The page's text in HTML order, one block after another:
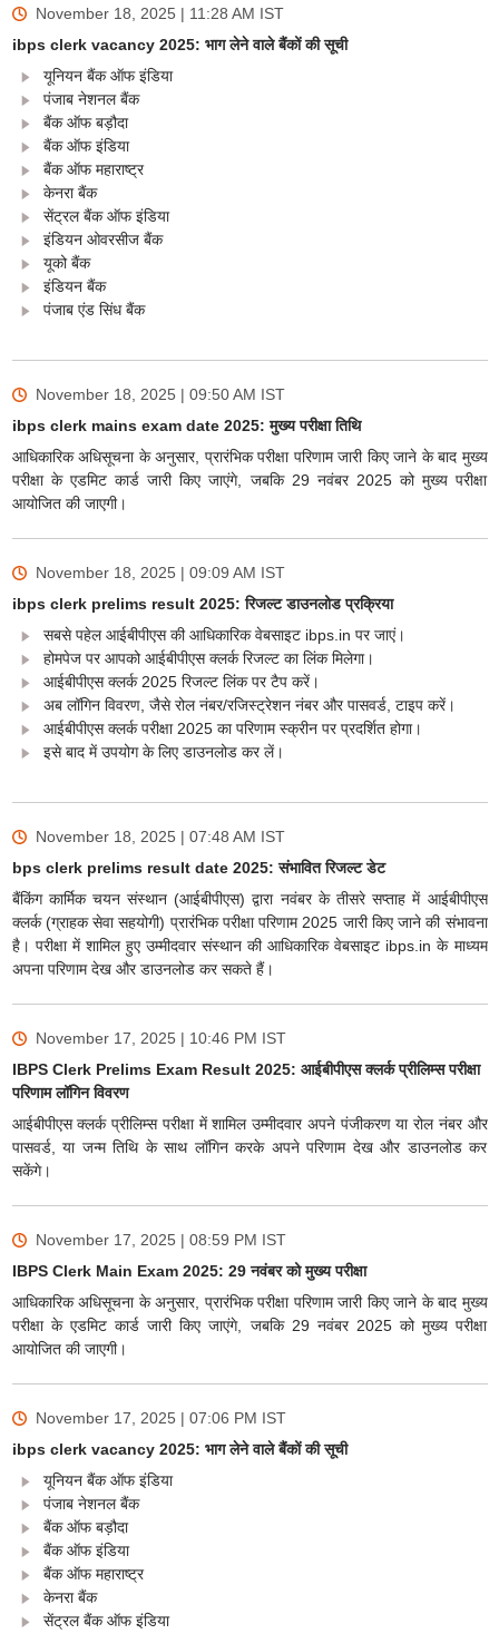
November 18, 2025 | 11:28 AM IST
ibps clerk vacancy 2025: भाग लेने वाले बैंकों की सूची
यूनियन बैंक ऑफ इंडिया
पंजाब नेशनल बैंक
बैंक ऑफ बड़ौदा
बैंक ऑफ इंडिया
बैंक ऑफ महाराष्ट्र
केनरा बैंक
सेंट्रल बैंक ऑफ इंडिया
इंडियन ओवरसीज बैंक
यूको बैंक
इंडियन बैंक
पंजाब एंड सिंध बैंक
November 18, 2025 | 09:50 AM IST
ibps clerk mains exam date 2025: मुख्य परीक्षा तिथि
आधिकारिक अधिसूचना के अनुसार, प्रारंभिक परीक्षा परिणाम जारी किए जाने के बाद मुख्य
परीक्षा के एडमिट कार्ड जारी किए जाएंगे, जबकि 29 नवंबर 2025 को मुख्य परीक्षा
आयोजित की जाएगी।
November 18, 2025 | 09:09 AM IST
ibps clerk prelims result 2025: रिजल्ट डाउनलोड प्रक्रिया
सबसे पहेल आईबीपीएस की आधिकारिक वेबसाइट ibps.in पर जाएं।
होमपेज पर आपको आईबीपीएस क्लर्क रिजल्ट का लिंक मिलेगा।
आईबीपीएस क्लर्क 2025 रिजल्ट लिंक पर टैप करें।
अब लॉगिन विवरण, जैसे रोल नंबर/रजिस्ट्रेशन नंबर और पासवर्ड, टाइप करें।
आईबीपीएस क्लर्क परीक्षा 2025 का परिणाम स्क्रीन पर प्रदर्शित होगा।
इसे बाद में उपयोग के लिए डाउनलोड कर लें।
November 18, 2025 | 07:48 AM IST
bps clerk prelims result date 2025: संभावित रिजल्ट डेट
बैंकिंग कार्मिक चयन संस्थान (आईबीपीएस) द्वारा नवंबर के तीसरे सप्ताह में आईबीपीएस
क्लर्क (ग्राहक सेवा सहयोगी) प्रारंभिक परीक्षा परिणाम 2025 जारी किए जाने की संभावना
है। परीक्षा में शामिल हुए उम्मीदवार संस्थान की आधिकारिक वेबसाइट ibps.in के माध्यम
अपना परिणाम देख और डाउनलोड कर सकते हैं।
November 17, 2025 | 10:46 PM IST
IBPS Clerk Prelims Exam Result 2025: आईबीपीएस क्लर्क प्रीलिम्स परीक्षा
परिणाम लॉगिन विवरण
आईबीपीएस क्लर्क प्रीलिम्स परीक्षा में शामिल उम्मीदवार अपने पंजीकरण या रोल नंबर और
पासवर्ड, या जन्म तिथि के साथ लॉगिन करके अपने परिणाम देख और डाउनलोड कर
सकेंगे।
November 17, 2025 | 08:59 PM IST
IBPS Clerk Main Exam 2025: 29 नवंबर को मुख्य परीक्षा
आधिकारिक अधिसूचना के अनुसार, प्रारंभिक परीक्षा परिणाम जारी किए जाने के बाद मुख्य
परीक्षा के एडमिट कार्ड जारी किए जाएंगे, जबकि 29 नवंबर 2025 को मुख्य परीक्षा
आयोजित की जाएगी।
November 17, 2025 | 07:06 PM IST
ibps clerk vacancy 2025: भाग लेने वाले बैंकों की सूची
यूनियन बैंक ऑफ इंडिया
पंजाब नेशनल बैंक
बैंक ऑफ बड़ौदा
बैंक ऑफ इंडिया
बैंक ऑफ महाराष्ट्र
केनरा बैंक
सेंट्रल बैंक ऑफ इंडिया